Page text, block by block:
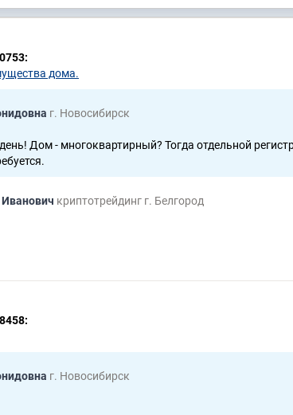
дома.
г. Новосибирск
Дом - многоквартирный? Тогда отдельной
криптотрейдинг г. Белгород
г. Новосибирск